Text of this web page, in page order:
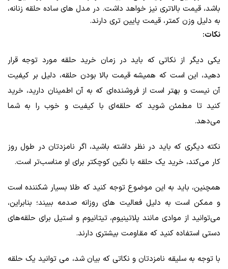
باشد، قیمت بالاتری نیز خواهد داشت. در مدل‌ های ساده حلقه زنانه،
به دلیل وزن کمتر، قیمت پایین‌ تری دارند.
نکات:
یکی دیگر از نکاتی که باید در زمان خرید حلقه مورد توجه قرار
دهید، این است که همیشه قیمت بالا بودن حلقه، دلیل بر کیفیت
آن نیست و بهتر است از فروشنده‌ای که به آن اطمینان دارید، خرید
کنید تا مطمئن شوید که حلقه‌ای با کیفیت و خوب را به شما
می‌دهد.
نکته دیگری که باید در نظر داشته باشید، اگر نامزدتان در طول روز
کار می‌کند، خرید یک حلقه با نگین کوچکتر برای او مناسب‌تر است.
همچنین، باید به این موضوع توجه کنید که طلا بسیار شکننده است
و ممکن است به دلیل فعالیت‌ های روزانه صدمه ببیند؛ بنابراین،
می‌توانید از موادی مانند پلاتینیوم، تیتانیوم و استیل برای حلقه‌های
دستی استفاده کنید که مقاومت بیشتری دارند.
با توجه به سلیقه نامزدتان و نکاتی که بیان شد، می‌ توانید یک حلقه